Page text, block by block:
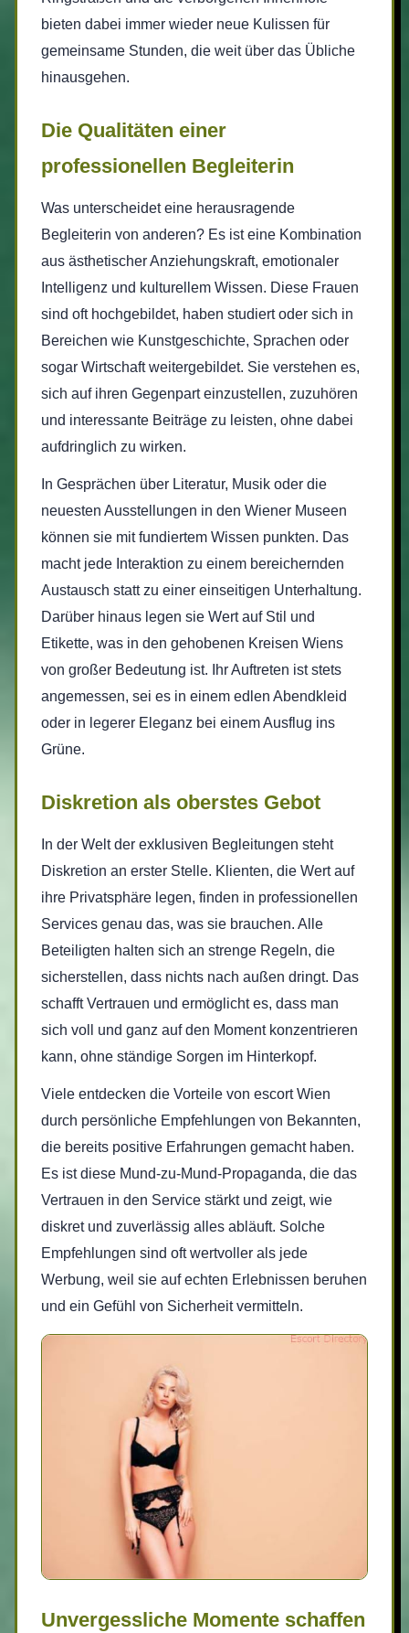
bieten dabei immer wieder neue Kulissen für
gemeinsame Stunden, die weit über das Übliche
hinausgehen.
Die Qualitäten einer
professionellen Begleiterin
Was unterscheidet eine herausragende
Begleiterin von anderen? Es ist eine Kombination
aus ästhetischer Anziehungskraft, emotionaler
Intelligenz und kulturellem Wissen. Diese Frauen
sind oft hochgebildet, haben studiert oder sich in
Bereichen wie Kunstgeschichte, Sprachen oder
sogar Wirtschaft weitergebildet. Sie verstehen es,
sich auf ihren Gegenpart einzustellen, zuzuhören
und interessante Beiträge zu leisten, ohne dabei
aufdringlich zu wirken.
In Gesprächen über Literatur, Musik oder die
neuesten Ausstellungen in den Wiener Museen
können sie mit fundiertem Wissen punkten. Das
macht jede Interaktion zu einem bereichernden
Austausch statt zu einer einseitigen Unterhaltung.
Darüber hinaus legen sie Wert auf Stil und
Etikette, was in den gehobenen Kreisen Wiens
von großer Bedeutung ist. Ihr Auftreten ist stets
angemessen, sei es in einem edlen Abendkleid
oder in legerer Eleganz bei einem Ausflug ins
Grüne.
Diskretion als oberstes Gebot
In der Welt der exklusiven Begleitungen steht
Diskretion an erster Stelle. Klienten, die Wert auf
ihre Privatsphäre legen, finden in professionellen
Services genau das, was sie brauchen. Alle
Beteiligten halten sich an strenge Regeln, die
sicherstellen, dass nichts nach außen dringt. Das
schafft Vertrauen und ermöglicht es, dass man
sich voll und ganz auf den Moment konzentrieren
kann, ohne ständige Sorgen im Hinterkopf.
Viele entdecken die Vorteile von escort Wien
durch persönliche Empfehlungen von Bekannten,
die bereits positive Erfahrungen gemacht haben.
Es ist diese Mund-zu-Mund-Propaganda, die das
Vertrauen in den Service stärkt und zeigt, wie
diskret und zuverlässig alles abläuft. Solche
Empfehlungen sind oft wertvoller als jede
Werbung, weil sie auf echten Erlebnissen beruhen
und ein Gefühl von Sicherheit vermitteln.
Unvergessliche Momente schaffen